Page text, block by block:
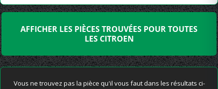
AFFICHER LES PIÈCES TROUVÉES POUR TOUTES
LES CITROEN
Vous ne trouvez pas la pièce qu'il vous faut dans les résultats ci-